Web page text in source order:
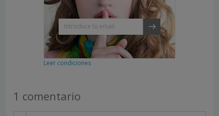
Leer condiciones
1 comentario